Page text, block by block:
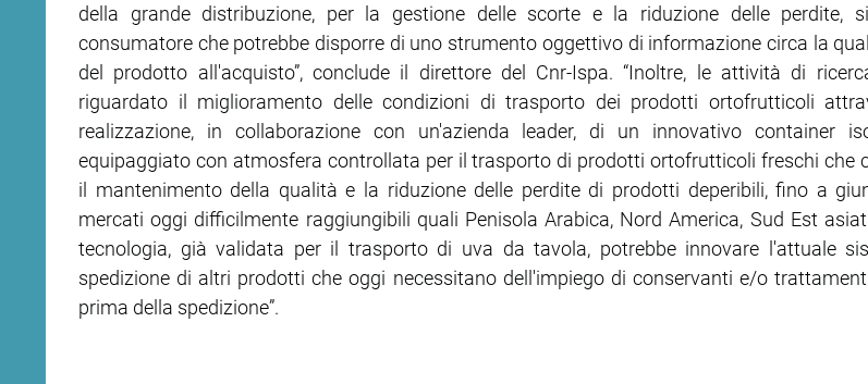
della grande distribuzione, per la gestione delle scorte e la riduzione delle perdite,
consumatore che potrebbe disporre di uno strumento oggettivo di informazione circa la
del prodotto all'acquisto”, conclude il direttore del Cnr-Ispa. “Inoltre, le attività di
riguardato il miglioramento delle condizioni di trasporto dei prodotti ortofrutticoli
realizzazione, in collaborazione con un'azienda leader, di un innovativo container
equipaggiato con atmosfera controllata per il trasporto di prodotti ortofrutticoli freschi che
il mantenimento della qualità e la riduzione delle perdite di prodotti deperibili, fino a
mercati oggi difficilmente raggiungibili quali Penisola Arabica, Nord America, Sud Est
tecnologia, già validata per il trasporto di uva da tavola, potrebbe innovare l'attuale
spedizione di altri prodotti che oggi necessitano dell'impiego di conservanti e/o
prima della spedizione”.